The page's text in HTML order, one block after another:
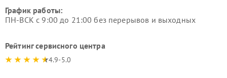
График работы:
ПН-ВСК с 9:00 до 21:00 без перерывов и выходных
Рейтинг сервисного центра
4.9-5.0